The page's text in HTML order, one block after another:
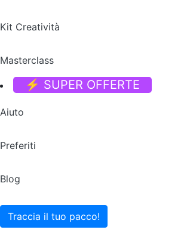
Kit Creatività
Masterclass
⚡ SUPER OFFERTE
Aiuto
Preferiti
Blog
Traccia il tuo pacco!